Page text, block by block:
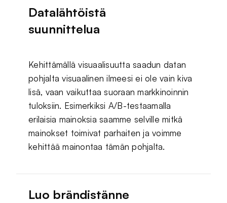
Datalähtöistä
suunnittelua
Kehittämällä visuaalisuutta saadun datan
pohjalta visuaalinen ilmeesi ei ole vain kiva
lisä, vaan vaikuttaa suoraan markkinoinnin
tuloksiin. Esimerkiksi A/B-testaamalla
erilaisia mainoksia saamme selville mitkä
mainokset toimivat parhaiten ja voimme
kehittää mainontaa tämän pohjalta.
Luo brändistänne